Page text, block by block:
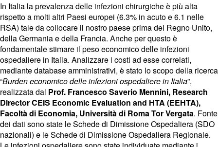
In Italia la prevalenza delle infezioni chirurgiche è più alta
rispetto a molti altri Paesi europei (6.3% in acuto e 6.1 nelle
RSA) tale da collocare il nostro paese prima del Regno Unito,
della Germania e della Francia. Anche per questo è
fondamentale stimare il peso economico delle infezioni
ospedaliere in Italia. Analizzare i costi ad esse correlati,
mediante database amministrativi, è stato lo scopo della ricerca
“Burden economico delle infezioni ospedaliere in Italia”,
realizzata dal Prof. Francesco Saverio Mennini, Research
Director CEIS Economic Evaluation and HTA (EEHTA),
Facoltà di Economia, Università di Roma Tor Vergata. Fonte
dei dati sono state le Schede di Dimissione Ospedaliera (SDO
nazionali) e le Schede di Dimissione Ospedaliera Regionale.